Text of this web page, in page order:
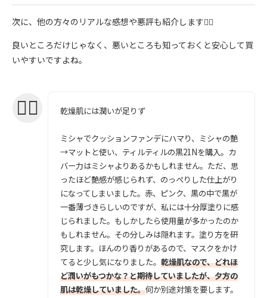
次に、他の方々のリアルな感想や悪評も紹介します💁‍♀️
良いところだけじゃなく、悪いところも知っておくと安心して買
いやすいですよね。
乾燥肌には潤いが足りず
ミシャでクッションファンデにハマり、ミシャの艶
→マットと使い、ティルティルの黒21Nを購入。カ
バー力はミシャよりあるかもしれません。ただ、思
ったほど艶感が感じられず、のっぺりした仕上がり
になってしまいました。赤、ピンク、黒の中で黒が
一番薄づきらしいのですが、私には十分厚塗りに感
じられました。もしかしたら使用量が多かったのか
もしれません。その分しみは隠れます。塗り方を研
究します。ほんのり香りがあるので、マスクをかけ
てると少し気になりました。 乾燥肌なので、どれほ
ど潤いがもつかな？と期待していましたが、夕方の
肌は乾燥していました。何か別途対策を要します。